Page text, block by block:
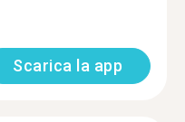
Scarica la app